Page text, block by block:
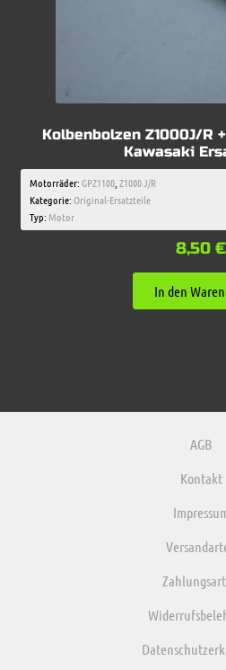
Kolbenbolzen Z1000J/R
Kawasaki
Motorräder:GPZ1100,Z1000 J/R
Kategorie:Original-Ersatzteile
Typ: Motor
8,50 €
In den
AGB
Kontakt